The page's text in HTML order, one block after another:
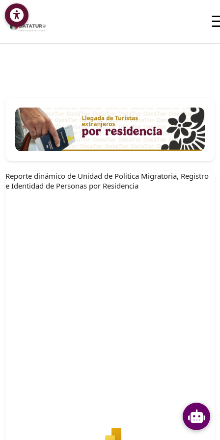
Reporte dinámico de Unidad de Politica Migratoria, Registro
e Identidad de Personas por Residencia ​